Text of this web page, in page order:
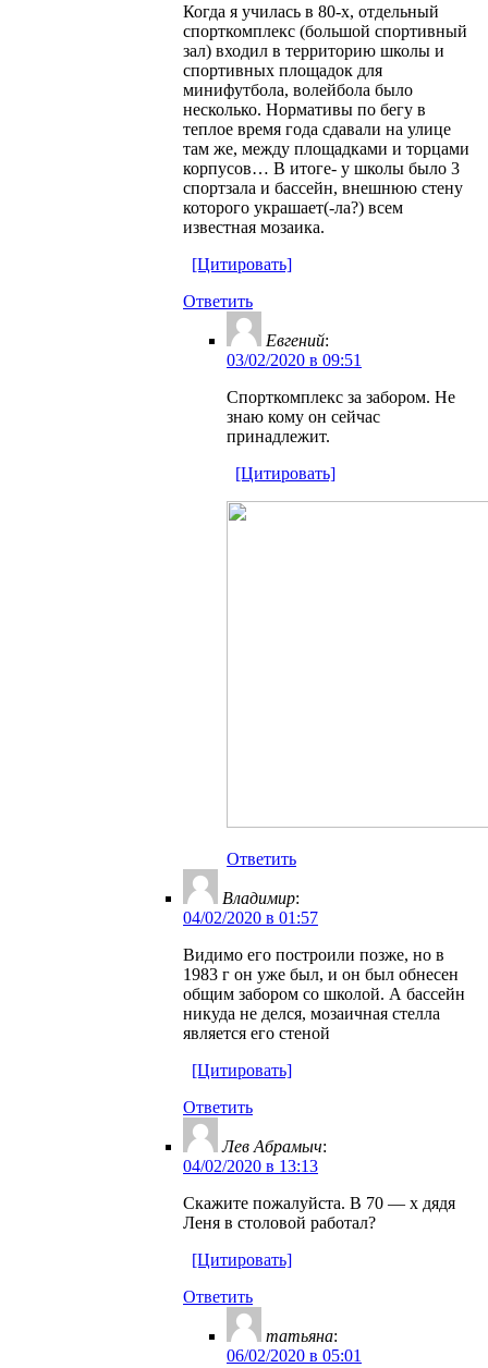
Когда я училась в 80-х, отдельный
спорткомплекс (большой спортивный
зал) входил в территорию школы и
спортивных площадок для
минифутбола, волейбола было
несколько. Нормативы по бегу в
теплое время года сдавали на улице
там же, между площадками и торцами
корпусов… В итоге- у школы было 3
спортзала и бассейн, внешнюю стену
которого украшает(-ла?) всем
известная мозаика.
[Цитировать]
Ответить
Евгений:
03/02/2020 в 09:51
Спорткомплекс за забором. Не
знаю кому он сейчас
принадлежит.
[Цитировать]
Ответить
Владимир:
04/02/2020 в 01:57
Видимо его построили позже, но в
1983 г он уже был, и он был обнесен
общим забором со школой. А бассейн
никуда не делся, мозаичная стелла
является его стеной
[Цитировать]
Ответить
Лев Абрамыч:
04/02/2020 в 13:13
Скажите пожалуйста. В 70 — х дядя
Леня в столовой работал?
[Цитировать]
Ответить
татьяна:
06/02/2020 в 05:01